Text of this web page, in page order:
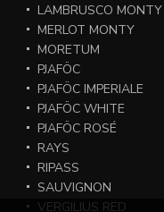
LAMBRUSCO MONTY
MERLOT MONTY
MORETUM
PJAFÖC
PJAFÖC IMPERIALE
PJAFÖC WHITE
PJAFÖC ROSÉ
RAYS
RIPASS
SAUVIGNON
VERGILIUS RED